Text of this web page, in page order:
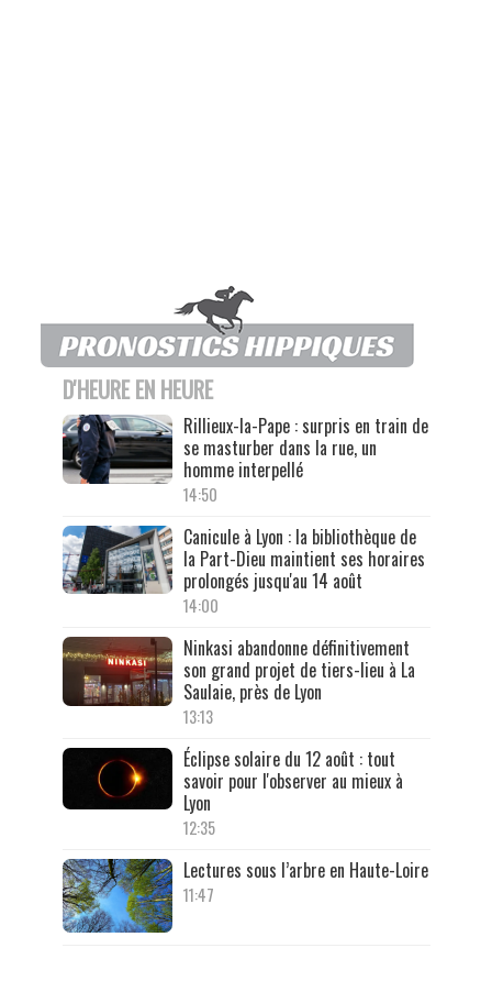
D'HEURE EN HEURE
Rillieux-la-Pape : surpris en train de
se masturber dans la rue, un
homme interpellé
14:50
Canicule à Lyon : la bibliothèque de
la Part-Dieu maintient ses horaires
prolongés jusqu'au 14 août
14:00
Ninkasi abandonne définitivement
son grand projet de tiers-lieu à La
Saulaie, près de Lyon
13:13
Éclipse solaire du 12 août : tout
savoir pour l'observer au mieux à
Lyon
12:35
Lectures sous l’arbre en Haute-Loire
11:47